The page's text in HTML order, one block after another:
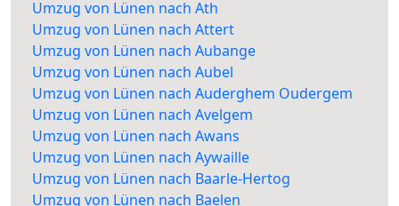
Umzug von Lünen nach Ath
Umzug von Lünen nach Attert
Umzug von Lünen nach Aubange
Umzug von Lünen nach Aubel
Umzug von Lünen nach Auderghem Oudergem
Umzug von Lünen nach Avelgem
Umzug von Lünen nach Awans
Umzug von Lünen nach Aywaille
Umzug von Lünen nach Baarle-Hertog
Umzug von Lünen nach Baelen